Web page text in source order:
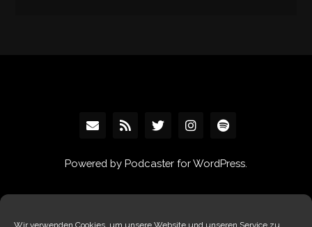
Wir verwenden Cookies, um unsere Website und unseren Service zu
Powered by Podcaster for WordPress.